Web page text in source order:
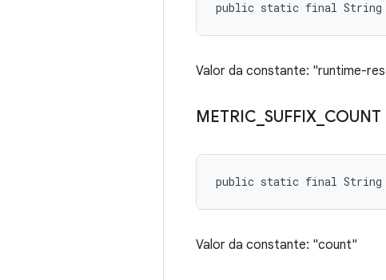
public static final String
Valor da constante: "runtime-
METRIC SUFFIX COUNT
public static final String
Valor da constante: "count"